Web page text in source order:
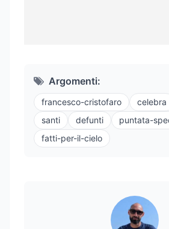
Argomenti:
francesco-cristofaro celebra
santi
defunti
puntata-
fatti-per-il-cielo